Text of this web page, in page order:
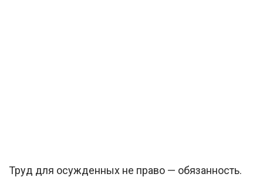
Труд для осужденных не право — обязанность.